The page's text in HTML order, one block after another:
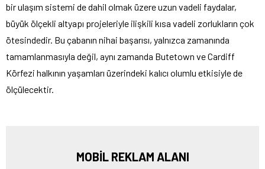
bir ulaşım sistemi de dahil olmak üzere uzun vadeli faydalar,
büyük ölçekli altyapı projeleriyle ilişkili kısa vadeli zorlukların çok
ötesindedir. Bu çabanın nihai başarısı, yalnızca zamanında
tamamlanmasıyla değil, aynı zamanda Butetown ve Cardiff
Körfezi halkının yaşamları üzerindeki kalıcı olumlu etkisiyle de
ölçülecektir.
MOBİL REKLAM ALANI